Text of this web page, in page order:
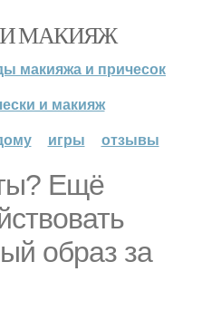
МАКИЯЖ
макияжа и причесок
и макияж
игры отзывы
Ещё
образ за